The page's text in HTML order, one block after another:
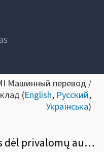
Машинный перевод /
(English, Русский,
Українська)
Informacinis pranešimas dėl privalomų automatinių apmokestinimo srities informacijos, susijusios su praneštinais tarpvalstybiniais susitarimais, mainų įgyvendinimo ir praneštinus tarpvalstybinius susitarimus identifikuojančių požymių nustatymo taisyklių patvirtinimo pakeitimo